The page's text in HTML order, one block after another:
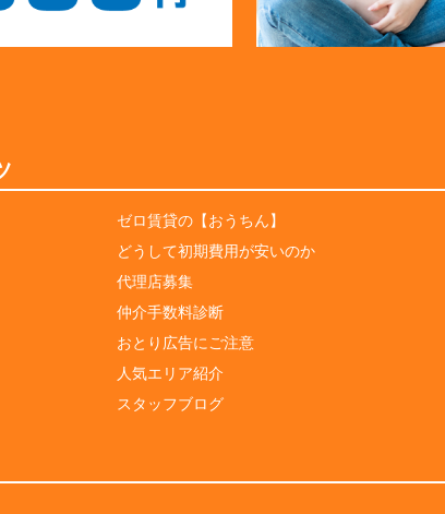
ゼロ賃貸の【おうちん】
どうして初期費用が安いのか
代理店募集
仲介手数料診断
おとり広告にご注意
人気エリア紹介
スタッフブログ